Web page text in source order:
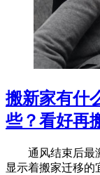
搬新家有什
些？看好再
通风结束后最激
显示着搬家迁移的